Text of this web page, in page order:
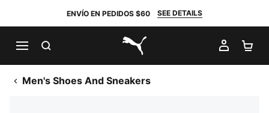
ENVÍO EN PEDIDOS $60 SEE DETAILS
PUMA.com
MI
Men's Shoes And Sneakers